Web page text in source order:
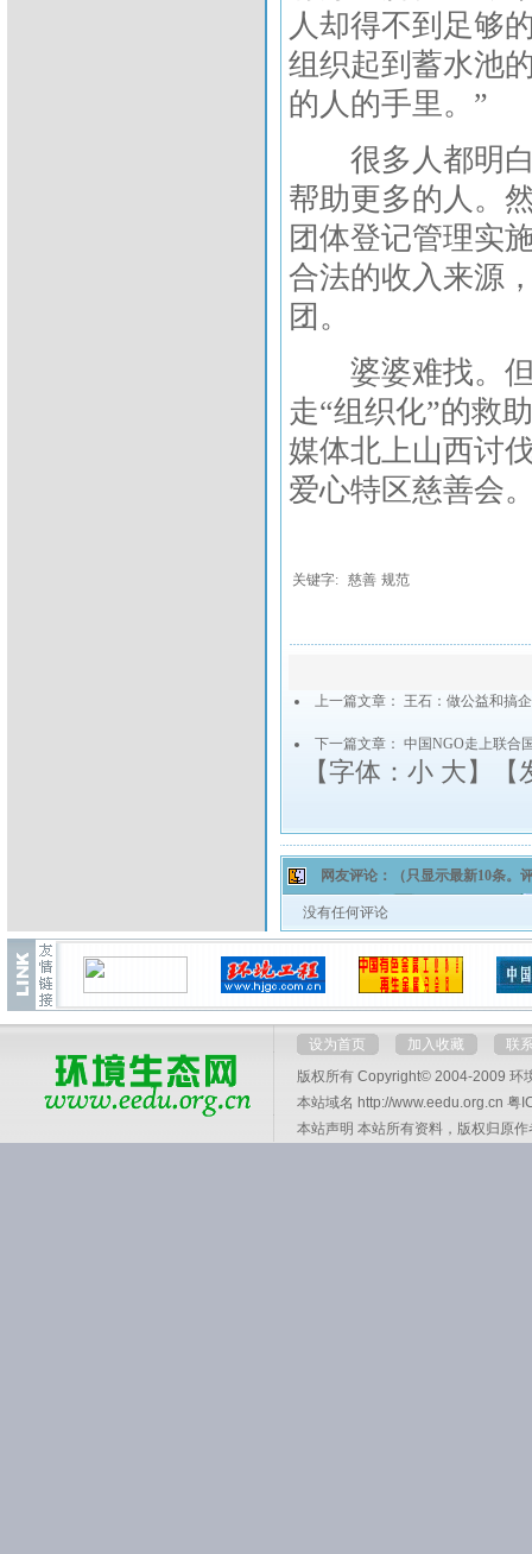
人却得不到足够
组织起到蓄水池
的人的手里。”
很多人都明白
帮助更多的人。
团体登记管理实
合法的收入来源
团。
婆婆难找。但
走“组织化”的救
媒体北上山西讨
爱心特区慈善会
关键字: 慈善 规范
上一篇文章： 王石：做公益和搞
下一篇文章： 中国NGO走上联合
【字体： 小 大】【
网友评论： （只显示最新10条
没有任何评论
设为首页 加入收藏
联
版权所有 Copyright© 2004-2009 环
本站域名 http://www.eedu.org.cn 粤
本站声明 本站所有资料，版权归原